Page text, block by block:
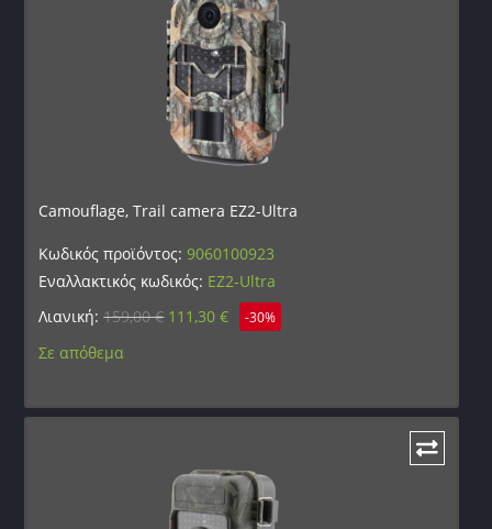
Camouflage, Trail camera EZ2-Ultra
Κωδικός προϊόντος:9060100923
Εναλλακτικός κωδικός: EZ2-Ultra
Λιανική:159,00€ 111,30€ -30%
Σε απόθεμα